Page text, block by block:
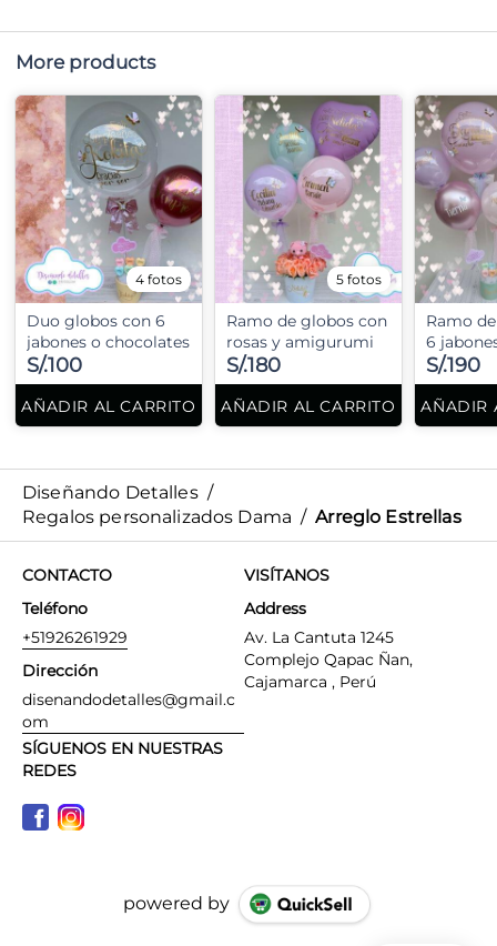
More products
4 fotos
Duo globos con 6
jabones o chocolates
S/.100
AÑADIR AL CARRITO
5 fotos
Ramo de globos con
rosas y amigurumi
S/.180
AÑADIR AL CARRITO
Ramo
6
S/.190
AÑADIR
Diseñando Detalles /
Regalos personalizados Dama / Arreglo Estrellas
CONTACTO
Teléfono
+51926261929
Dirección
disenandodetalles@gmail.c
om
VISÍTANOS
Address
Av. La Cantuta 1245
Complejo Qapac Ñan,
Cajamarca , Perú
SÍGUENOS EN NUESTRAS
REDES
powered by